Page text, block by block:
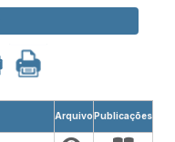
ArquivoPublicações